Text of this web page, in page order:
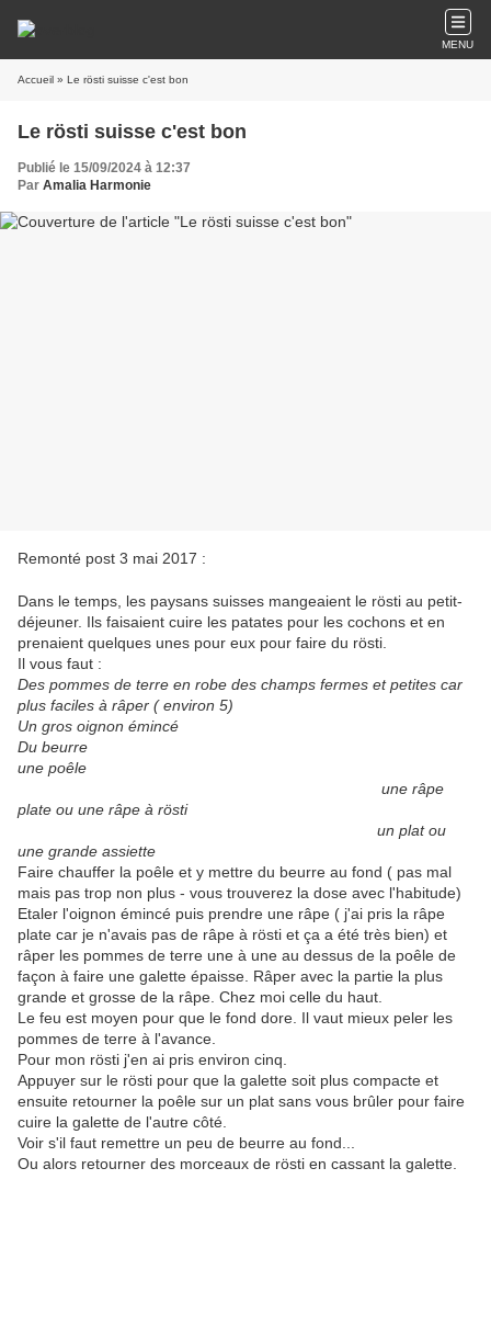
MENU
Accueil » Le rösti suisse c'est bon
Le rösti suisse c'est bon
Publié le 15/09/2024 à 12:37
Par Amalia Harmonie
Remonté post 3 mai 2017 :
Dans le temps, les paysans suisses mangeaient le rösti au petit-
déjeuner. Ils faisaient cuire les patates pour les cochons et en
prenaient quelques unes pour eux pour faire du rösti.
Il vous faut :
Des pommes de terre en robe des champs fermes et petites car
plus faciles à râper ( environ 5)
Un gros oignon émincé
Du beurre
une poêle
une râpe
plate ou une râpe à rösti
un plat ou
une grande assiette
Faire chauffer la poêle et y mettre du beurre au fond ( pas mal
mais pas trop non plus - vous trouverez la dose avec l'habitude)
Etaler l'oignon émincé puis prendre une râpe ( j'ai pris la râpe
plate car je n'avais pas de râpe à rösti et ça a été très bien) et
râper les pommes de terre une à une au dessus de la poêle de
façon à faire une galette épaisse. Râper avec la partie la plus
grande et grosse de la râpe. Chez moi celle du haut.
Le feu est moyen pour que le fond dore. Il vaut mieux peler les
pommes de terre à l'avance.
Pour mon rösti j'en ai pris environ cinq.
Appuyer sur le rösti pour que la galette soit plus compacte et
ensuite retourner la poêle sur un plat sans vous brûler pour faire
cuire la galette de l'autre côté.
Voir s'il faut remettre un peu de beurre au fond...
Ou alors retourner des morceaux de rösti en cassant la galette.